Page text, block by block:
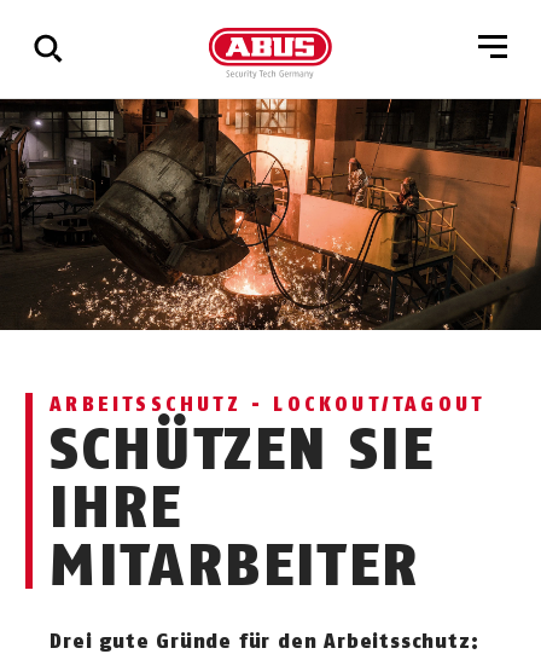
Zeige
alle
Ergebnisse
ARBEITSSCHUTZ - LOCKOUT/TAGOUT
SCHÜTZEN SIE
IHRE
MITARBEITER
Drei gute Gründe für den Arbeitsschutz: